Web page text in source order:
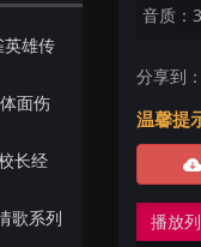
英雄传
面伤
长经
歌系列
音质：
分享到：
温馨提
播放